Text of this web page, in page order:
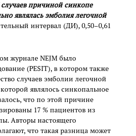
причиной синкопе
являлась эмболия легочной
интервал (ДИ), 0,50–0,61
журнале NEJM было
(PESIT), в котором также
случаев эмболии легочной
являлось синкопальное
что по этой причине
17 % пациентов из
Авторы настоящего
что такая разница может